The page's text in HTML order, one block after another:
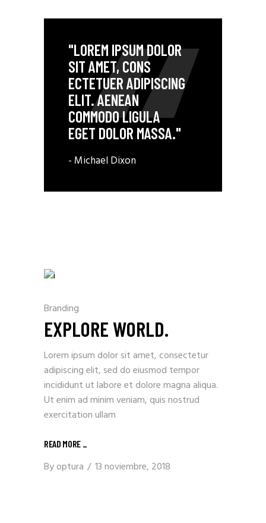
"LOREM IPSUM DOLOR
SIT AMET, CONS
ECTETUER ADIPISCING
ELIT. AENEAN
COMMODO LIGULA
EGET DOLOR MASSA."
- Michael Dixon
Branding
EXPLORE WORLD.
Lorem ipsum dolor sit amet, consectetur
adipiscing elit, sed do eiusmod tempor
incididunt ut labore et dolore magna aliqua.
Ut enim ad minim veniam, quis nostrud
exercitation ullam
READ MORE _
Byoptura 13 noviembre, 2018